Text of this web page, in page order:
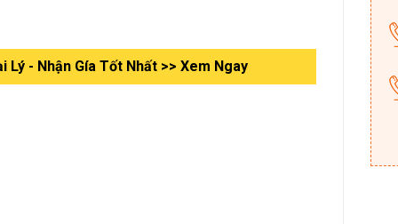
Lý - Nhận Gía Tốt Nhất >> Xem Ngay